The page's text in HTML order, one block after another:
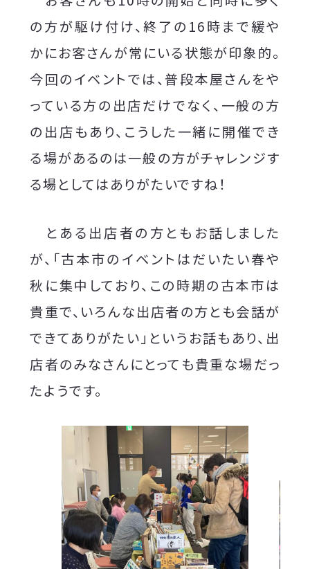
の方が駆け付け、終了の16時まで緩や
かにお客さんが常にいる状態が印象的。
今回のイベントでは、普段本屋さんをや
っている方の出店だけでなく、一般の方
の出店もあり、こうした一緒に開催でき
る場があるのは一般の方がチャレンジす
る場としてはありがたいですね！
とある出店者の方ともお話しました
が、「古本市のイベントはだいたい春や
秋に集中しており、この時期の古本市は
貴重で、いろんな出店者の方とも会話が
できてありがたい」というお話もあり、出
店者のみなさんにとっても貴重な場だっ
たようです。